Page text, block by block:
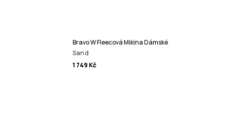
Bravo W Fleecová Mikina Dámské
Sand
1 749 Kč